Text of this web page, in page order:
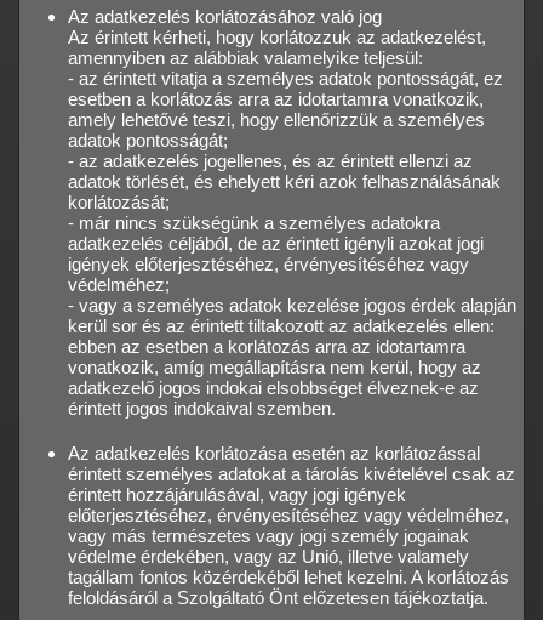
Az adatkezelés korlátozásához való jog
Az érintett kérheti, hogy korlátozzuk az adatkezelést,
amennyiben az alábbiak valamelyike teljesül:
- az érintett vitatja a személyes adatok pontosságát, ez
esetben a korlátozás arra az idotartamra vonatkozik,
amely lehetővé teszi, hogy ellenőrizzük a személyes
adatok pontosságát;
- az adatkezelés jogellenes, és az érintett ellenzi az
adatok törlését, és ehelyett kéri azok felhasználásának
korlátozását;
- már nincs szükségünk a személyes adatokra
adatkezelés céljából, de az érintett igényli azokat jogi
igények előterjesztéséhez, érvényesítéséhez vagy
védelméhez;
- vagy a személyes adatok kezelése jogos érdek alapján
kerül sor és az érintett tiltakozott az adatkezelés ellen:
ebben az esetben a korlátozás arra az idotartamra
vonatkozik, amíg megállapításra nem kerül, hogy az
adatkezelő jogos indokai elsobbséget élveznek-e az
érintett jogos indokaival szemben.
Az adatkezelés korlátozása esetén az korlátozással
érintett személyes adatokat a tárolás kivételével csak az
érintett hozzájárulásával, vagy jogi igények
előterjesztéséhez, érvényesítéséhez vagy védelméhez,
vagy más természetes vagy jogi személy jogainak
védelme érdekében, vagy az Unió, illetve valamely
tagállam fontos közérdekéből lehet kezelni. A korlátozás
feloldásáról a Szolgáltató Önt előzetesen tájékoztatja.